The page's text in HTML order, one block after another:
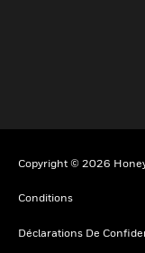
Copyright © 2026
Conditions
Déclarations De